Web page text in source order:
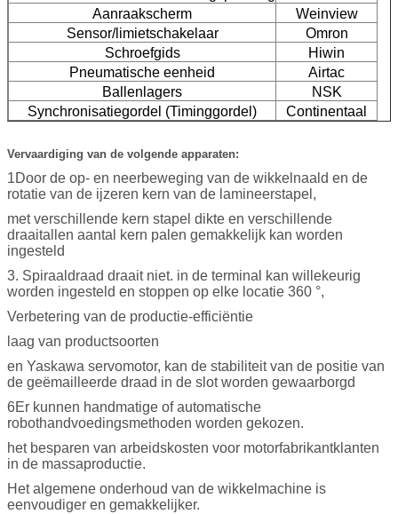
Aanraakscherm
Weinview
Sensor/limietschakelaar
Omron
Schroefgids
Hiwin
Pneumatische eenheid
Airtac
Ballenlagers
NSK
Synchronisatiegordel (Timinggordel)
Continentaal
Vervaardiging van de volgende apparaten:
1Door de op- en neerbeweging van de wikkelnaald en de
rotatie van de ijzeren kern van de lamineerstapel,
met verschillende kern stapel dikte en verschillende
draaitallen aantal kern palen gemakkelijk kan worden
ingesteld
3. Spiraaldraad draait niet. in de terminal kan willekeurig
worden ingesteld en stoppen op elke locatie 360 °,
Verbetering van de productie-efficiëntie
laag van productsoorten
en Yaskawa servomotor, kan de stabiliteit van de positie van
de geëmailleerde draad in de slot worden gewaarborgd
6Er kunnen handmatige of automatische
robothandvoedingsmethoden worden gekozen.
het besparen van arbeidskosten voor motorfabrikantklanten
in de massaproductie.
Het algemene onderhoud van de wikkelmachine is
eenvoudiger en gemakkelijker.